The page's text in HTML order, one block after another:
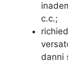
c.c.;
danni